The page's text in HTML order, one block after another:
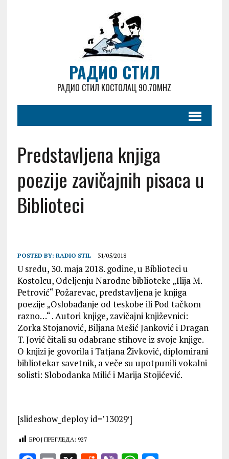
РАДИО СТИЛ
РАДИО СТИЛ КОСТОЛАЦ 90.70MHZ
Predstavljena knjiga
poezije zavičajnih pisaca u
Biblioteci
POSTED BY: RADIO STIL 31/05/2018
U sredu, 30. maja 2018. godine, u Biblioteci u
Kostolcu, Odeljenju Narodne biblioteke „Ilija M.
Petrović“ Požarevac, predstavljena je knjiga
poezije „Oslobađanje od teskobe ili Pod tačkom
razno…“ . Autori knjige, zavičajni književnici:
Zorka Stojanović, Biljana Mešić Janković i Dragan
T. Jović čitali su odabrane stihove iz svoje knjige.
O knjizi je govorila i Tatjana Živković, diplomirani
bibliotekar savetnik, a veče su upotpunili vokalni
solisti: Slobodanka Milić i Marija Stojićević.
[slideshow_deploy id=’13029′]
БРОЈ ПРЕГЛЕДА: 927